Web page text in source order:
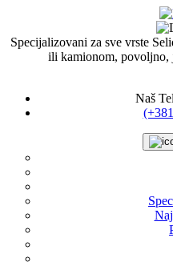
Specijalizovani za sve vrste
ili kamionom, povoljno,
Naš